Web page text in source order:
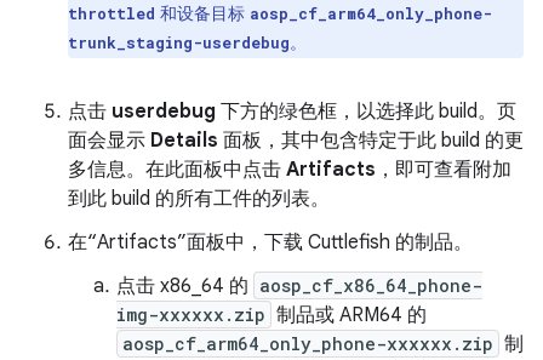
throttled 和设备目标 aosp_cf_arm64_only_phone-
trunk_staging-userdebug。
点击 userdebug 下方的绿色框，以选择此 build。页
面会显示 Details 面板，其中包含特定于此 build 的更
多信息。在此面板中点击 Artifacts ，即可查看附加
到此 build 的所有工件的列表。
在“Artifacts”面板中，下载 Cuttlefish 的制品。
点击 x86_64 的 aosp_cf_x86_64_phone-
img-xxxxxx.zip 制品或 ARM64 的
aosp_cf_arm64_only_phone-xxxxxx.zip 制